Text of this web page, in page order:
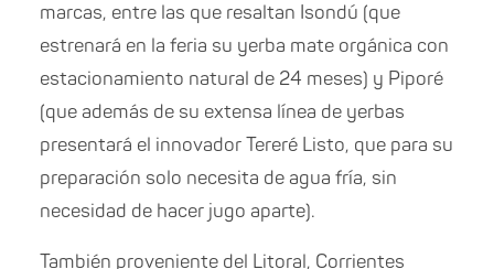
marcas, entre las que resaltan Isondú (que
estrenará en la feria su yerba mate orgánica con
estacionamiento natural de 24 meses) y Piporé
(que además de su extensa línea de yerbas
presentará el innovador Tereré Listo, que para su
preparación solo necesita de agua fría, sin
necesidad de hacer jugo aparte).
También proveniente del Litoral, Corrientes